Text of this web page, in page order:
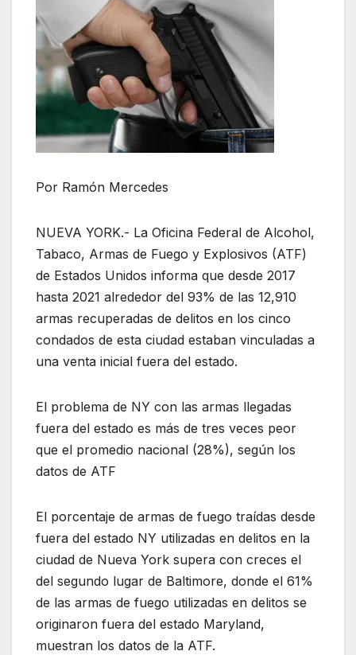
Por Ramón Mercedes
NUEVA YORK.- La Oficina Federal de Alcohol,
Tabaco, Armas de Fuego y Explosivos (ATF)
de Estados Unidos informa que desde 2017
hasta 2021 alrededor del 93% de las 12,910
armas recuperadas de delitos en los cinco
condados de esta ciudad estaban vinculadas a
una venta inicial fuera del estado.
El problema de NY con las armas llegadas
fuera del estado es más de tres veces peor
que el promedio nacional (28%), según los
datos de ATF
El porcentaje de armas de fuego traídas desde
fuera del estado NY utilizadas en delitos en la
ciudad de Nueva York supera con creces el
del segundo lugar de Baltimore, donde el 61%
de las armas de fuego utilizadas en delitos se
originaron fuera del estado Maryland,
muestran los datos de la ATF.